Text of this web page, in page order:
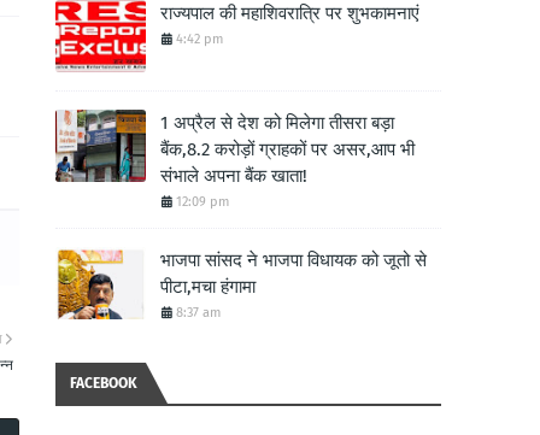
राज्यपाल की महाशिवरात्रि पर शुभकामनाएं
4:42 pm
1 अप्रैल से देश को मिलेगा तीसरा बड़ा
बैंक,8.2 करोड़ों ग्राहकों पर असर,आप भी
संभाले अपना बैंक खाता!
12:09 pm
भाजपा सांसद ने भाजपा विधायक को जूतो से
पीटा,मचा हंगामा
8:37 am
FACEBOOK